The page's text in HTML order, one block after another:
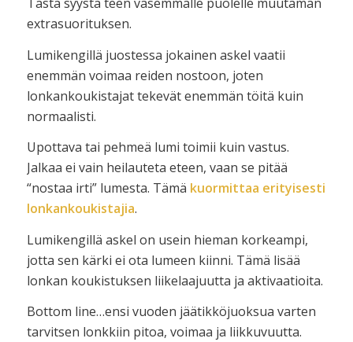
extrasuorituksen.
Lumikengillä juostessa jokainen askel vaatii
enemmän voimaa reiden nostoon, joten
lonkankoukistajat tekevät enemmän töitä kuin
normaalisti.
Upottava tai pehmeä lumi toimii kuin vastus.
Jalkaa ei vain heilauteta eteen, vaan se pitää
“nostaa irti” lumesta. Tämä kuormittaa erityisesti
lonkankoukistajia.
Lumikengillä askel on usein hieman korkeampi,
jotta sen kärki ei ota lumeen kiinni. Tämä lisää
lonkan koukistuksen liikelaajuutta ja aktivaatioita.
Bottom line…ensi vuoden jäätikköjuoksua varten
tarvitsen lonkkiin pitoa, voimaa ja liikkuvuutta.